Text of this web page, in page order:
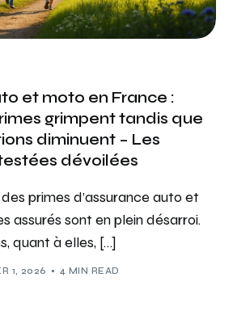
et moto en France :
grimpent tandis que
diminuent – Les
dévoilées
primes d’assurance auto et
assurés sont en plein désarroi.
quant à elles, […]
1, 2026 4 MIN READ